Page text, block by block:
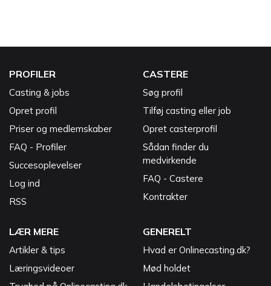
PROFILER
Casting & jobs
Opret profil
Priser og medlemskaber
FAQ - Profiler
Succesoplevelser
Log ind
RSS
CASTERE
Søg profil
Tilføj casting eller job
Opret casterprofil
Sådan finder du
medvirkende
FAQ - Castere
Kontrakter
LÆR MERE
Artikler & tips
Læringsvideoer
GENERELT
Hvad er Onlinecasting.dk?
Mød holdet